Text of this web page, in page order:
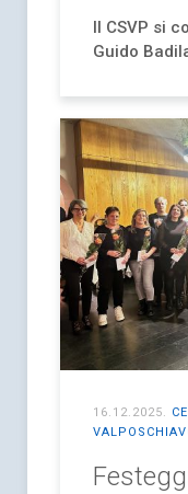
Il CSVP si
Guido
16.12.2025.